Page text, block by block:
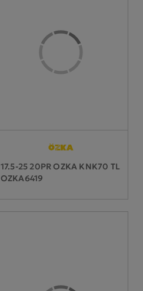
17.5-25 20PR OZKA KNK70 TL
OZKA6419